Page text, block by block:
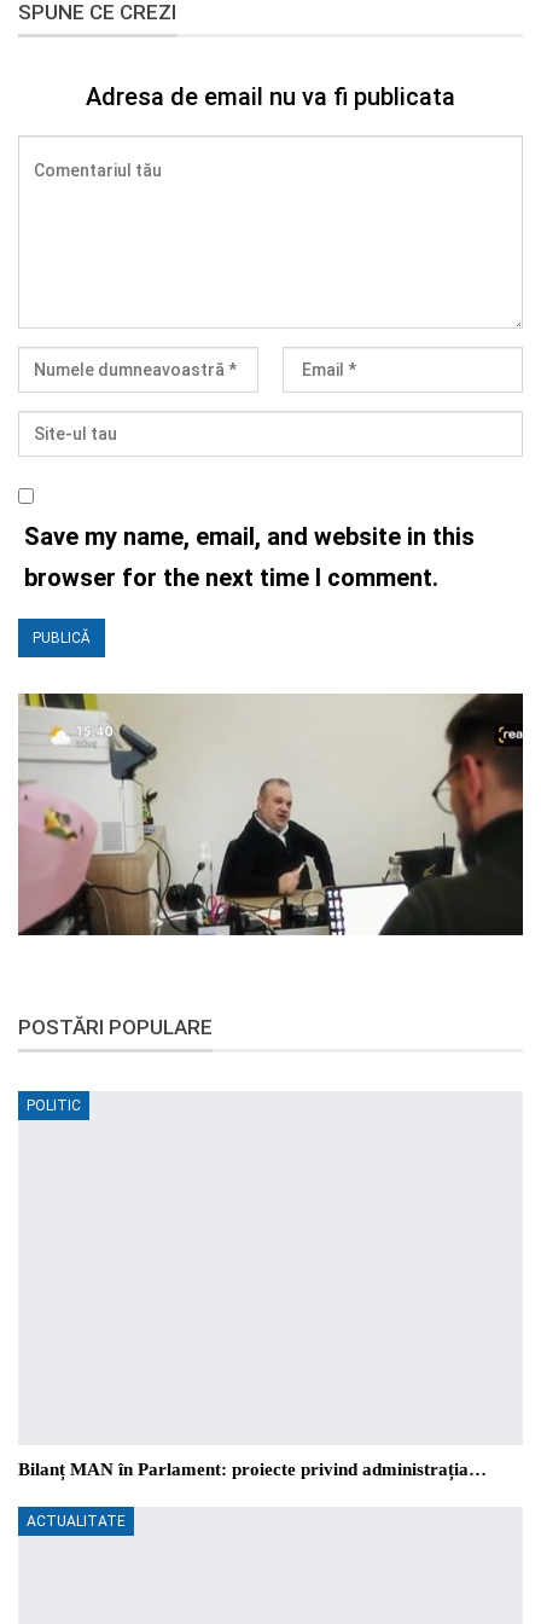
SPUNE CE CREZI
Adresa de email nu va fi publicata
Save my name, email, and website in this
browser for the next time I comment.
POSTĂRI POPULARE
POLITIC
Bilanț MAN în Parlament: proiecte privind administrația…
ACTUALITATE